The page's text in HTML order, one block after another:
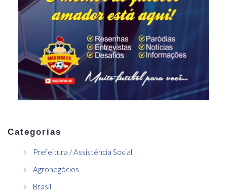
Categorias
Prefeitura / Assistência Social
Agronegócios
Brasil